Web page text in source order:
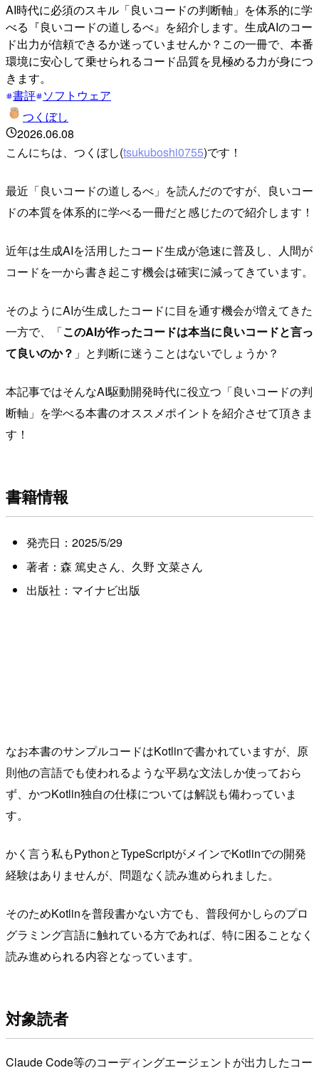
AI時代に必須のスキル「良いコードの判断軸」を体系的に学
べる『良いコードの道しるべ』を紹介します。生成AIのコー
ド出力が信頼できるか迷っていませんか？この一冊で、本番
環境に安心して乗せられるコード品質を見極める力が身につ
きます。
書評 ソフトウェア
つくぼし
2026.06.08
こんにちは、つくぼし(tsukuboshi0755)です！
最近「良いコードの道しるべ」を読んだのですが、良いコー
ドの本質を体系的に学べる一冊だと感じたので紹介します！
近年は生成AIを活用したコード生成が急速に普及し、人間が
コードを一から書き起こす機会は確実に減ってきています。
そのようにAIが生成したコードに目を通す機会が増えてきた
一方で、「このAIが作ったコードは本当に良いコードと言っ
て良いのか？ 」と判断に迷うことはないでしょうか？
本記事ではそんなAI駆動開発時代に役立つ「良いコードの判
断軸」を学べる本書のオススメポイントを紹介させて頂きま
す！
書籍情報
発売日：2025/5/29
著者：森 篤史さん、久野 文菜さん
出版社：マイナビ出版
なお本書のサンプルコードはKotlinで書かれていますが、原
則他の言語でも使われるような平易な文法しか使っておら
ず、かつKotlin独自の仕様については解説も備わっていま
す。
かく言う私もPythonとTypeScriptがメインでKotlinでの開発
経験はありませんが、問題なく読み進められました。
そのためKotlinを普段書かない方でも、普段何かしらのプロ
グラミング言語に触れている方であれば、特に困ることなく
読み進められる内容となっています。
対象読者
Claude Code等のコーディングエージェントが出力したコー